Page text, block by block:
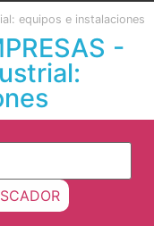
equipos e instalaciones
-